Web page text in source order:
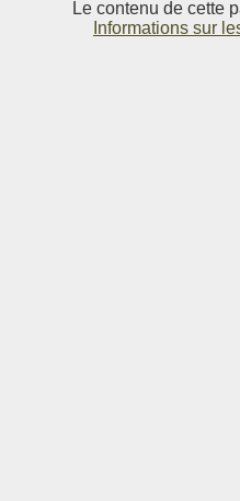
Le contenu de cette
Informations sur